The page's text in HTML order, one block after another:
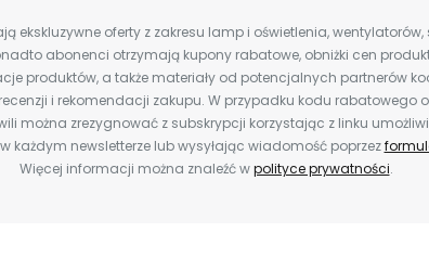
ekskluzywne oferty z zakresu lamp i oświetlenia,
abonenci otrzymają kupony rabatowe, obniżki cen
produktów, a także materiały od potencjalnych partnerów
i rekomendacji zakupu. W przypadku kodu rabatowego
można zrezygnować z subskrypcji korzystając z linku
każdym newsletterze lub wysyłając wiadomość poprzez
Więcej informacji można znaleźć wpolityce prywatności.